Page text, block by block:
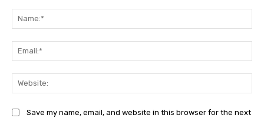
Save my name, email, and website in this browser for the next